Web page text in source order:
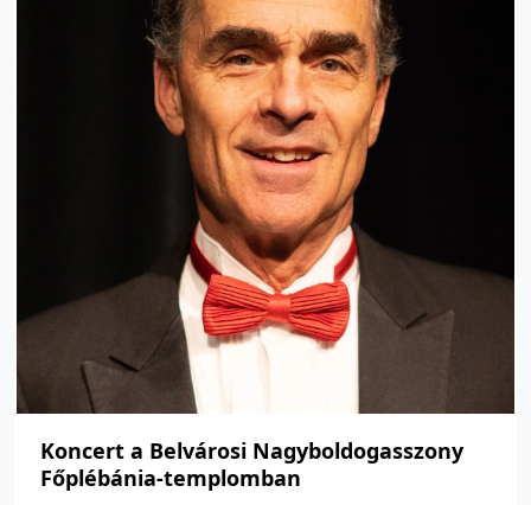
Koncert a Belvárosi Nagyboldogasszony
Főplébánia-templomban